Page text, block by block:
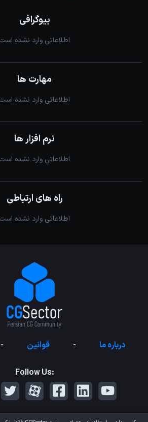
بیوگرافی
اطلاعاتی وارد نشده است
مهارت ها
اطلاعاتی وارد نشده است
نرم افزار ها
اطلاعاتی وارد نشده است
راه های ارتباطی
اطلاعاتی وارد نشده است
درباره ما - قوانین -
Follow Us: